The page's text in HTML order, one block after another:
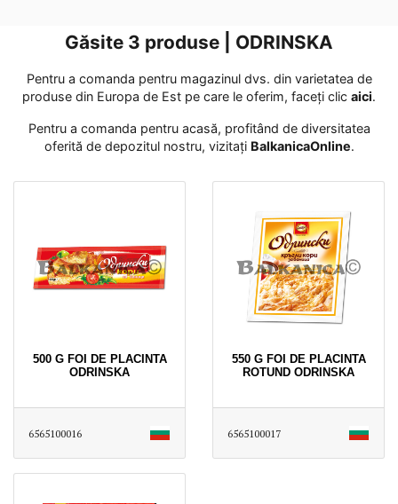
Găsite 3 produse | ODRINSKA
Pentru a comanda pentru magazinul dvs. din varietatea de
produse din Europa de Est pe care le oferim, faceți clic aici․
Pentru a comanda pentru acasă, profitând de diversitatea
oferită de depozitul nostru, vizitați BalkanicaOnline․
500 G FOI DE PLACINTA
ODRINSKA
6565100016
550 G FOI DE PLACINTA
ROTUND ODRINSKA
6565100017